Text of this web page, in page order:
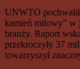
UNWTO
kamień milowy” w
branży. Raport
przekroczyły 37
towarzyszył